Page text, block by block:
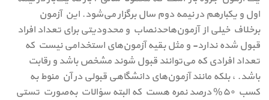
اول و یکبارهم در نیمه دوم سال برگزار می‌شود. این آزمون
برخلاف خیلی از آزمون‌هاحدنصاب و محدودیتی برای تعداد افراد
قبول شده ندارد- و مثل بقیه آزمون‌های استخدامی نیست که
تعداد افرادی که می‌توانند قبول شوند مشخص باشد و رقابت
باشد. ، بلکه مانند آزمون‌های دانشگاهی قبولی در آن منوط به
کسب ۵۰% درصد نمره هست که البته سؤالات به‌صورت تستی